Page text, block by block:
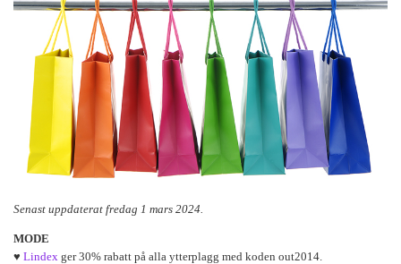
Senast uppdaterat fredag 1 mars 2024.
MODE
♥ Lindex ger 30% rabatt på alla ytterplagg med koden out2014.